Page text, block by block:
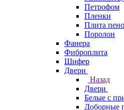
Петрофом
Пленки
Плита
Поролон
Фанера
Фиброплита
Шифер
Двери
Назад
Двери
Белые с
Доборные